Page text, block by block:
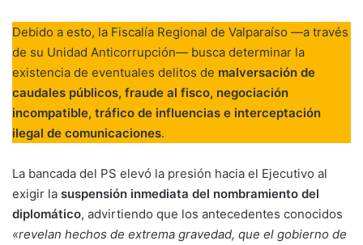
Debido a esto, la Fiscalía Regional de Valparaíso —a través
de su Unidad Anticorrupción— busca determinar la
existencia de eventuales delitos de malversación de
caudales públicos, fraude al fisco, negociación
incompatible, tráfico de influencias e interceptación
ilegal de comunicaciones.
La bancada del PS elevó la presión hacia el Ejecutivo al
exigir la suspensión inmediata del nombramiento del
diplomático, advirtiendo que los antecedentes conocidos
«revelan hechos de extrema gravedad, que el gobierno de